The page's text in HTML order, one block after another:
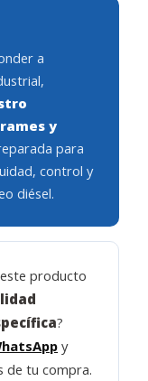
a
y
para
control y
diésel.
producto
?
y
de tu compra.